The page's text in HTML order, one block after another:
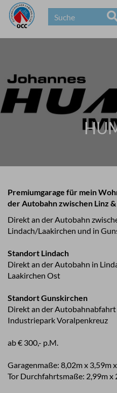
Premiumgarage für mein
der Autobahn zwischen Linz &
Direkt an der Autobahn
Lindach/Laakirchen und in
Standort Lindach
Direkt an der Autobahn in
Laakirchen Ost
Standort Gunskirchen
Direkt an der
Industriepark Voralpenkreuz
ab € 300,- p.M.
Garagenmaße: 8,02m x 3,59m
Tor Durchfahrtsmaße: 2,99m x